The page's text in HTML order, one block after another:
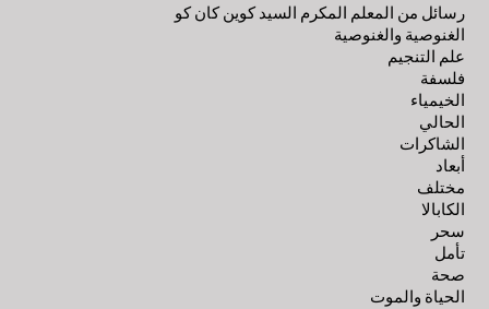
رسائل من المعلم المكرم السيد كوين كان كو
الغنوصية والغنوصية
علم التنجيم
فلسفة
الخيمياء
الحالي
الشاكرات
أبعاد
مختلف
الكابالا
سحر
تأمل
صحة
الحياة والموت